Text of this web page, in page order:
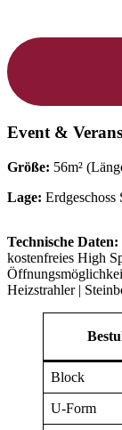
Event &
Größe: 56m²
Lage: Erdgeschoss
Technische Daten:
kostenfreies High
Heizstrahler |
Block
U-Form